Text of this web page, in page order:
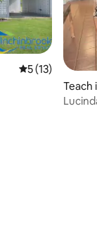
Meánrátáil 5 as
5 (13)
Teach